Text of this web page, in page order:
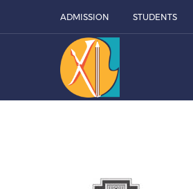
ADMISSION STUDENTS